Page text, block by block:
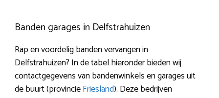
Banden garages in Delfstrahuizen
Rap en voordelig banden vervangen in
Delfstrahuizen? In de tabel hieronder bieden wij
contactgegevens van bandenwinkels en garages uit
de buurt (provincieFriesland). Deze bedrijven